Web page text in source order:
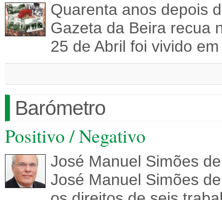
Quarenta anos depois
Gazeta da Beira recua
25 de Abril foi vivido
Barómetro
Positivo / Negativo
José Manuel Simões
José Manuel Simões